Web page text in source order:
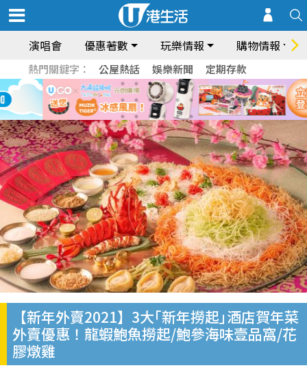
演唱會 優惠著數 玩樂情報 購物情報
熱門關鍵字： 公屋熱話 娛樂新聞 定期存款
【新年外賣2021】3大｢新年撈起｣酒店賀年菜
外賣優惠！龍蝦鮑魚撈起/鮑參海味壹品窩/花
膠燉雞